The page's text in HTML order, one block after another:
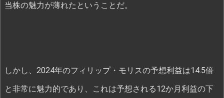
当株の魅力が薄れたということだ。
しかし、2024年のフィリップ・モリスの予想利益は14.5倍
と非常に魅力的であり、これは予想される12か月利益の下